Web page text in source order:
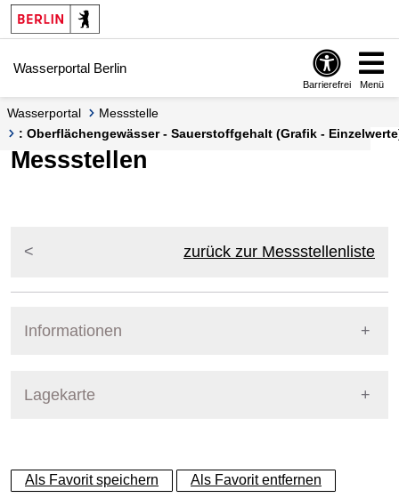
Springe zur Navigation
Springe zum Inhalt
Wasserportal Berlin
Barrierefrei Menü
Wasserportal
Messstelle
: Oberflächengewässer - Sauerstoffgehalt (Grafik -
Messstellen
zurück zur Messstellenliste
Informationen
Lagekarte
+
Als Favorit speichern Als Favorit entfernen